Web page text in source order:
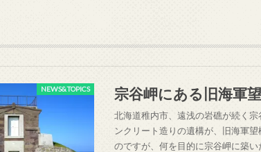
NEWS&TOPICS 宗谷岬にある旧海軍
北海道稚内市、遠浅の岩礁が続く
ンクリート造りの遺構が、旧海軍
のですが、何を目的に宗谷岬に築